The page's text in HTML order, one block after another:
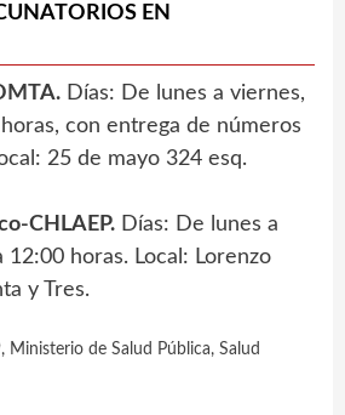
EN
Días: De lunes a viernes,
con entrega de números
25 de mayo 324 esq.
CHLAEP. Días: De lunes a
12:00 horas. Local: Lorenzo
y Tres.
, Ministerio de Salud Pública, Salud